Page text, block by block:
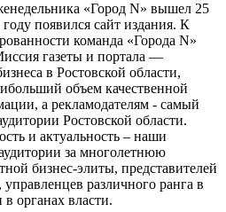
«Город N» вышел 25
появился сайт издания. К
команда «Города N»
газеты и портала —
в Ростовской области,
объем качественной
а рекламодателям - самый
Ростовской области.
и актуальность – наши
за многолетнюю
бизнес-элиты, представителей
различного ранга в
органах власти.